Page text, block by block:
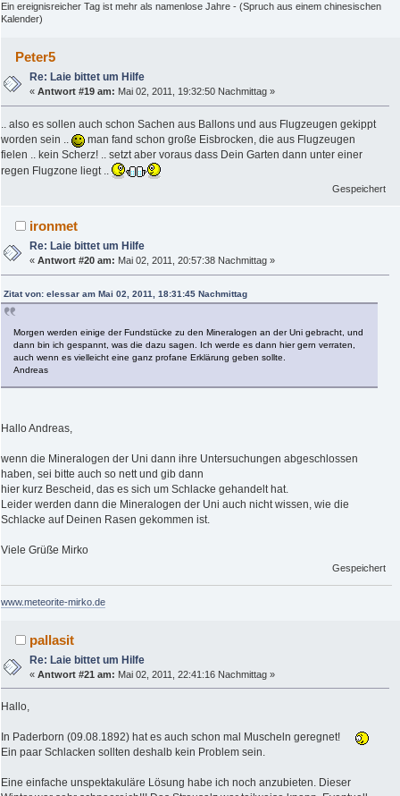
Ein ereignisreicher Tag ist mehr als namenlose Jahre - (Spruch aus einem chinesischen
Kalender)
Peter5
Re: Laie bittet um Hilfe
«Antwort #19 am: Mai 02, 2011, 19:32:50 Nachmittag »
.. also es sollen auch schon Sachen aus Ballons und aus Flugzeugen gekippt
worden sein ..
man fand schon große Eisbrocken, die aus Flugzeugen
fielen .. kein Scherz! .. setzt aber voraus dass Dein Garten dann unter einer
regen Flugzone liegt ..
Gespeichert
ironmet
Re: Laie bittet um Hilfe
«Antwort #20 am: Mai 02, 2011, 20:57:38 Nachmittag »
Zitat von: elessar am Mai 02, 2011, 18:31:45 Nachmittag
Morgen werden einige der Fundstücke zu den Mineralogen an der Uni gebracht, und
dann bin ich gespannt, was die dazu sagen. Ich werde es dann hier gern verraten,
auch wenn es vielleicht eine ganz profane Erklärung geben sollte.
Andreas
Hallo Andreas,
wenn die Mineralogen der Uni dann ihre Untersuchungen abgeschlossen
haben, sei bitte auch so nett und gib dann
hier kurz Bescheid, das es sich um Schlacke gehandelt hat.
Leider werden dann die Mineralogen der Uni auch nicht wissen, wie die
Schlacke auf Deinen Rasen gekommen ist.
Viele Grüße Mirko
Gespeichert
www.meteorite-mirko.de
pallasit
Re: Laie bittet um Hilfe
«Antwort #21 am: Mai 02, 2011, 22:41:16 Nachmittag »
Hallo,
In Paderborn (09.08.1892) hat es auch schon mal Muscheln geregnet!
Ein paar Schlacken sollten deshalb kein Problem sein.
Eine einfache unspektakuläre Lösung habe ich noch anzubieten. Dieser